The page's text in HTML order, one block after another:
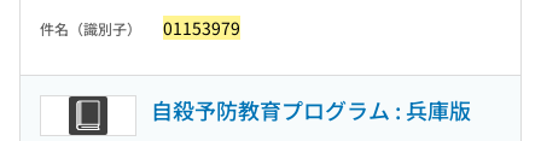
件名（識別子） 01153979
自殺予防教育プログラム : 兵庫版